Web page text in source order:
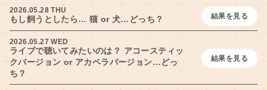
2026.05.28 THU
もし飼うとしたら… 猫 or 犬…どっち？ 結果を見る
2026.05.27 WED
ライブで聴いてみたいのは？ アコースティッ
クバージョン or アカペラバージョン…どっ
ち？
結果を見る